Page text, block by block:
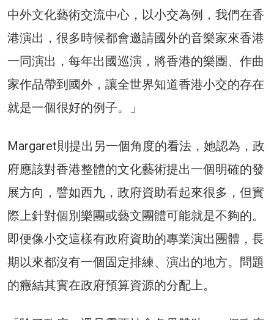
中外文化藝術交流中心，以小交為例，我們在香
港演出，很多時候都會邀請國外的音樂家來香港
一同演出，每年出國巡演，將香港的樂團、作曲
家作品帶到國外，讓全世界知道香港小交的存在
就是一個很好的例子。」
Margaret則提出另一個角度的看法，她認為，政
府應該對香港整體的文化藝術提出一個明確的發
展方向，譬如西九，政府資助看起來很多，但實
際上針對個別樂團或藝文團體可能就是不夠的。
即便像小交這樣有政府資助的專業演出團體，長
期以來都沒有一個固定排練、演出的地方。問題
的癥結其實在政府預算資源的分配上。